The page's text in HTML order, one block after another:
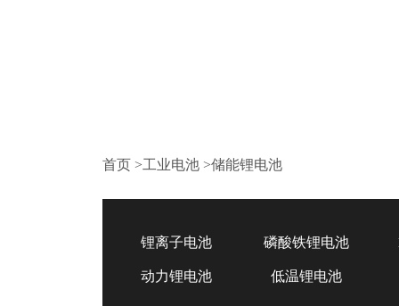
首页 >工业电池 >储能锂电池
锂离子电池 磷酸铁锂电池
动力锂电池 低温锂电池